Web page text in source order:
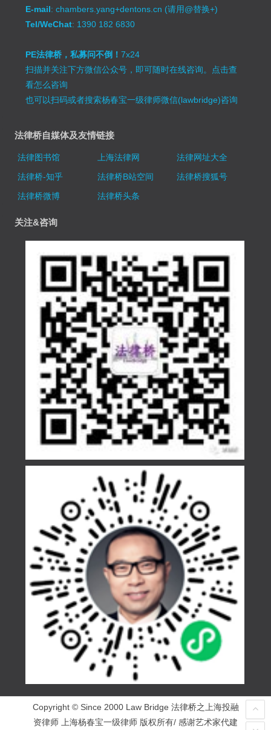
E-mail: chambers.yang+dentons.cn (请用@替换+)
Tel/WeChat: 1390 182 6830
PE法律桥，私募问不倒！7x24
扫描并关注下方微信公众号，即可随时在线咨询。 点击查
看怎么咨询
也可以扫码或者搜索杨春宝一级律师微信(lawbridge)咨询
法律桥自媒体及友情链接
法律图书馆 上海法律网
法律网址大全
法律桥-知乎
法律桥B站空间
法律桥搜狐号
法律桥微博
法律桥头条
关注&咨询
Copyright © Since 2000 Law Bridge 法律桥之上海投融
资律师 上海杨春宝一级律师 版权所有/ 感谢艺术家代建